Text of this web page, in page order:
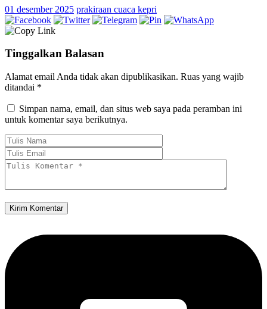
01 desember 2025 prakiraan cuaca kepri
Tinggalkan Balasan
Alamat email Anda tidak akan dipublikasikan. Ruas yang wajib
ditandai *
Simpan nama, email, dan situs web saya pada peramban ini
untuk komentar saya berikutnya.